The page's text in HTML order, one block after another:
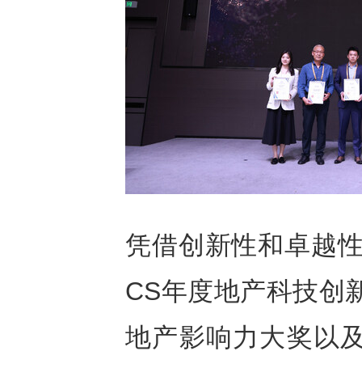
凭借创新性和卓越
CS年度地产科技创
地产影响力大奖以